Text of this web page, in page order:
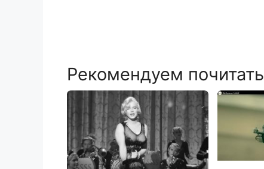
Рекомендуем почитать